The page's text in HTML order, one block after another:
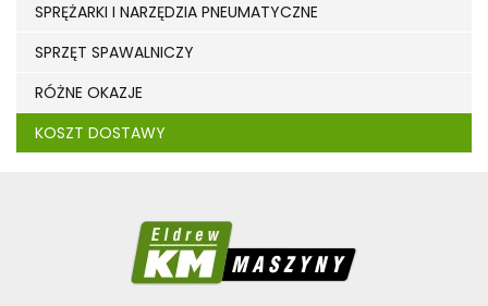
SPRĘŻARKI I NARZĘDZIA PNEUMATYCZNE
SPRZĘT SPAWALNICZY
RÓŻNE OKAZJE
KOSZT DOSTAWY